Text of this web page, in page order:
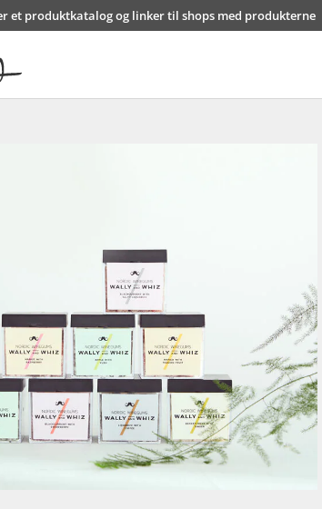
er et produktkatalog og linker til shops med produkterne